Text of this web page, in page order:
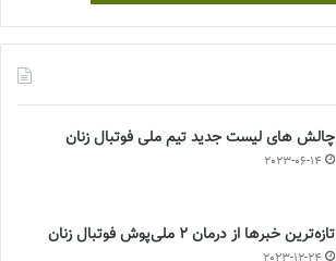
چالش هاى ليست جدید تيم ملى فوتبال زنان
2023-06-14
تازه‌ترین خبرها از درمان ۲ ملی‌پوش فوتبال زنان